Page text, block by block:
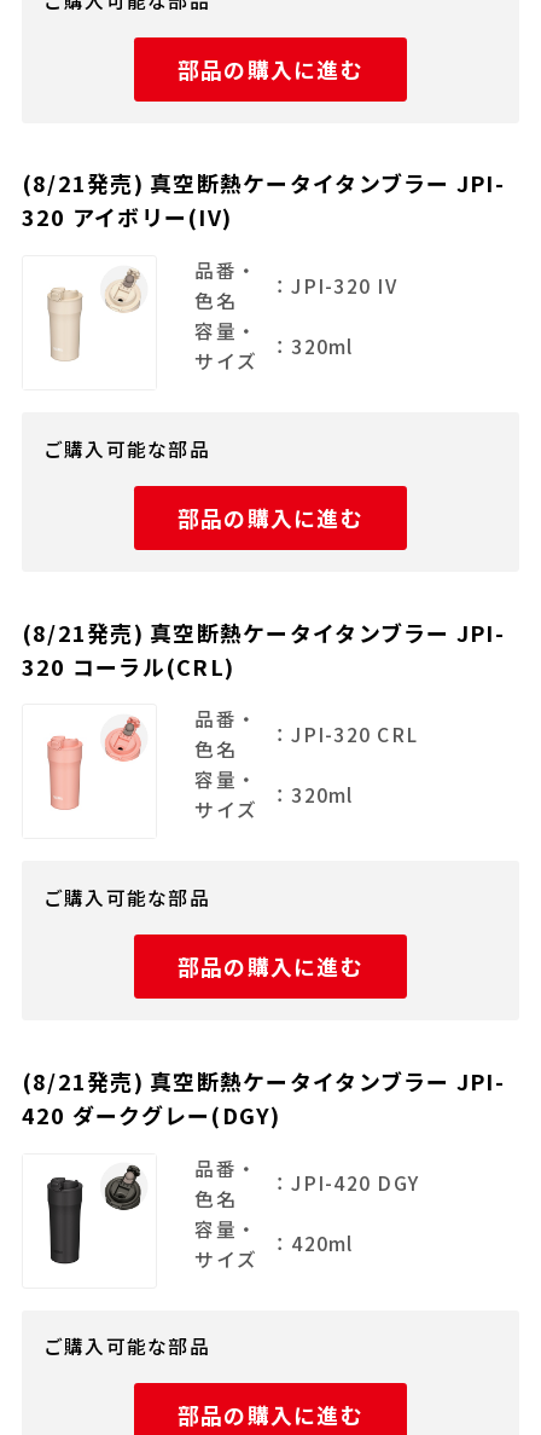
部品の購入に進む
(8/21発売) 真空断熱ケータイタンブラー JPI-
320 アイボリー(IV)
品番・
色名
：JPI-320 IV
容量・
サイズ
：320ml
ご購入可能な部品
部品の購入に進む
(8/21発売) 真空断熱ケータイタンブラー JPI-
320 コーラル(CRL)
品番・
色名
：JPI-320 CRL
容量・
サイズ
：320ml
ご購入可能な部品
部品の購入に進む
(8/21発売) 真空断熱ケータイタンブラー JPI-
420 ダークグレー(DGY)
品番・
色名
：JPI-420 DGY
容量・
サイズ
：420ml
ご購入可能な部品
部品の購入に進む